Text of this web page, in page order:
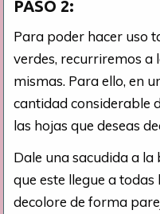
PASO 2:
Para poder hacer uso
verdes, recurriremos a
mismas. Para ello, en
cantidad considerable
las hojas que deseas
Dale una sacudida a
que este llegue a
decolore de forma